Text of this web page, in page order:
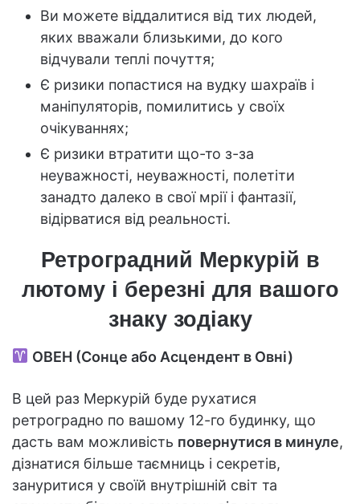
Ви можете віддалитися від тих людей,
яких вважали близькими, до кого
відчували теплі почуття;
Є ризики попастися на вудку шахраїв і
маніпуляторів, помилитись у своїх
очікуваннях;
Є ризики втратити що-то з-за
неуважності, неуважності, полетіти
занадто далеко в свої мрії і фантазії,
відірватися від реальності.
Ретроградний Меркурій в
лютому і березні для вашого
знаку зодіаку
ОВЕН (Сонце або Асцендент в Овні)
В цей раз Меркурій буде рухатися
ретроградно по вашому 12-го будинку, що
дасть вам можливість повернутися в минуле,
дізнатися більше таємниць і секретів,
зануритися у своїй внутрішній світ та